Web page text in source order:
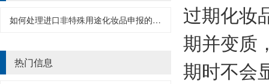
如何处理进口非特殊用途化妆品申报的新政策？
热门信息
过期化妆
期并变质
期时不会